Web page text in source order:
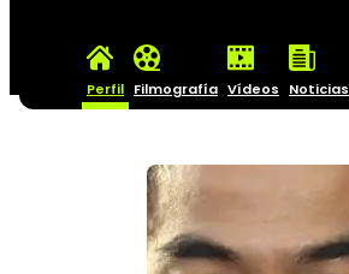
Perfil Filmografía Vídeos Noticias